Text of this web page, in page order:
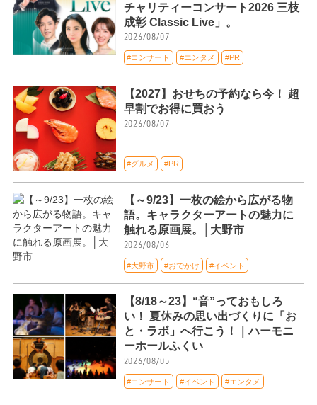
チャリティーコンサート2026 三枝
成彰 Classic Live」。
2026/08/07
#コンサート #エンタメ #PR
【2027】おせちの予約なら今！ 超
早割でお得に買おう
2026/08/07
#グルメ #PR
【～9/23】一枚の絵から広がる物
語。キャラクターアートの魅力に
触れる原画展。│大野市
2026/08/06
#大野市 #おでかけ #イベント
【8/18～23】“音”っておもしろ
い！ 夏休みの思い出づくりに「お
と・ラボ」へ行こう！｜ハーモニ
ーホールふくい
2026/08/05
#コンサート #イベント #エンタメ